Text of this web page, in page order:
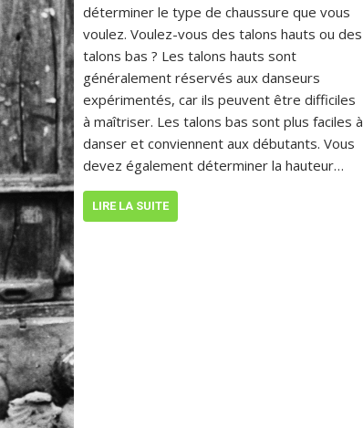
déterminer le type de chaussure que vous
voulez. Voulez-vous des talons hauts ou des
talons bas ? Les talons hauts sont
généralement réservés aux danseurs
expérimentés, car ils peuvent être difficiles
à maîtriser. Les talons bas sont plus faciles à
danser et conviennent aux débutants. Vous
devez également déterminer la hauteur…
LIRE LA SUITE